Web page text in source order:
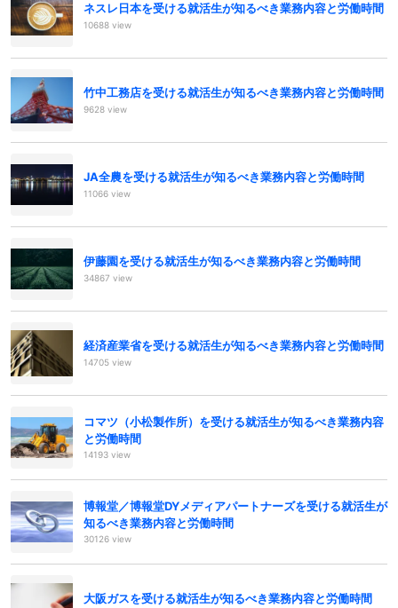
ネスレ日本を受ける就活生が知るべき業務内容と労働時間
10688 view
竹中工務店を受ける就活生が知るべき業務内容と労働時間
9628 view
JA全農を受ける就活生が知るべき業務内容と労働時間
11066 view
伊藤園を受ける就活生が知るべき業務内容と労働時間
34867 view
経済産業省を受ける就活生が知るべき業務内容と労働時間
14705 view
コマツ（小松製作所）を受ける就活生が知るべき業務内容
と労働時間
14193 view
博報堂／博報堂DYメディアパートナーズを受ける就活生が
知るべき業務内容と労働時間
30126 view
大阪ガスを受ける就活生が知るべき業務内容と労働時間